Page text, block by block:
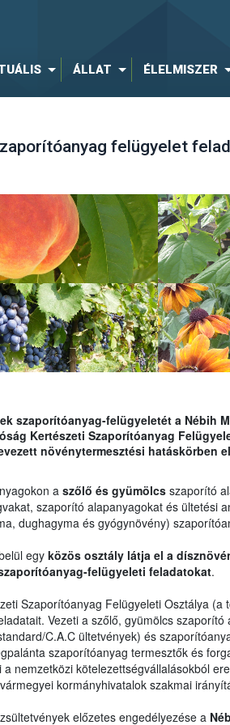
ÁLLAT ÉLELMISZER
felügyelet
szaporítóanyag-felügyeletét a Nébih
Kertészeti Szaporítóanyag
növénytermesztési hatáskörben
a szőlő és gyümölcsszaporító
szaporító alapanyagokat és ültetési
dughagyma és gyógynövény)
egy közös osztály látja el a
felügyeleti feladatokat.
Szaporítóanyag Felügyeleti Osztálya (a
Vezeti a szőlő, gyümölcs
C.A.C ültetvények) és
szaporítóanyag termesztők és
a nemzetközi kötelezettségvállalásokból
kormányhivatalok szakmai
előzetes engedélyezése a